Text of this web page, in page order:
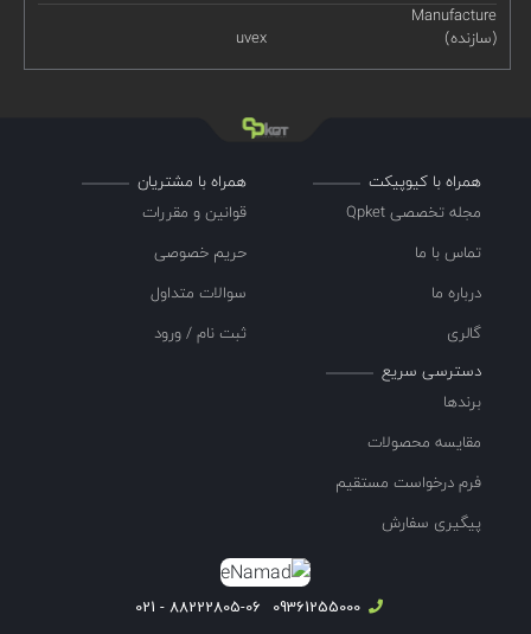
Manufacture
(سازنده)
uvex
همراه با کیوپیکت
مجله تخصصی Qpket
تماس با ما
درباره ما
گالری
همراه با مشتریان
قوانین و مقررات
حریم خصوصی
سوالات متداول
ثبت نام / ورود
دسترسی سریع
برندها
مقایسه محصولات
فرم درخواست مستقیم
پیگیری سفارش
09361255000
88222805-06 - 021